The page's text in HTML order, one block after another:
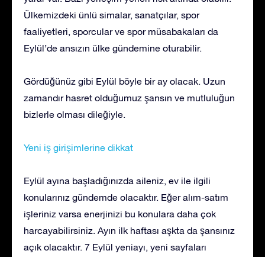
Ülkemizdeki ünlü simalar, sanatçılar, spor
faaliyetleri, sporcular ve spor müsabakaları da
Eylül’de ansızın ülke gündemine oturabilir.
Gördüğünüz gibi Eylül böyle bir ay olacak. Uzun
zamandır hasret olduğumuz şansın ve mutluluğun
bizlerle olması dileğiyle.
Yeni iş girişimlerine dikkat
Eylül ayına başladığınızda aileniz, ev ile ilgili
konularınız gündemde olacaktır. Eğer alım-satım
işleriniz varsa enerjinizi bu konulara daha çok
harcayabilirsiniz. Ayın ilk haftası aşkta da şansınız
açık olacaktır. 7 Eylül yeniayı, yeni sayfaları